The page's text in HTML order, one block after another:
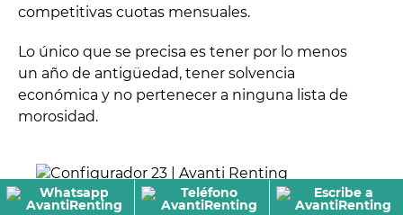
competitivas cuotas mensuales.
Lo único que se precisa es tener por lo menos
un año de antigüedad, tener solvencia
económica y no pertenecer a ninguna lista de
morosidad.